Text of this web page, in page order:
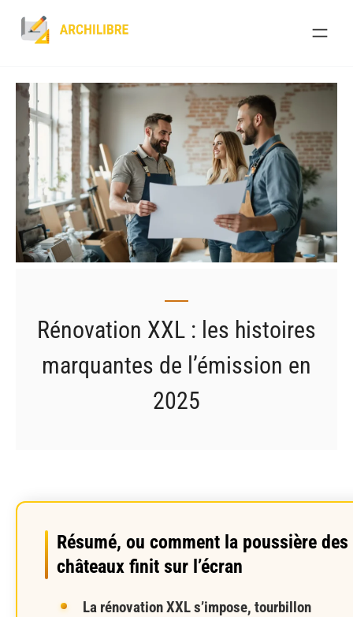
Rénovation XXL : les histoires
marquantes de l’émission en
2025
Résumé, ou comment la poussière des
châteaux finit sur l’écran
La rénovation XXL s’impose, tourbillon